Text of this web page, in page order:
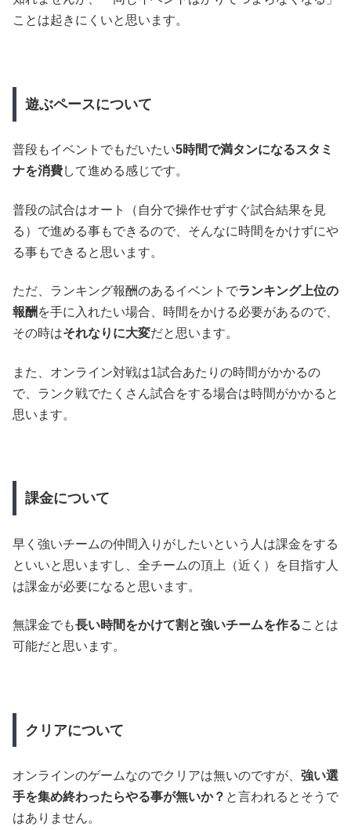
ことは起きにくいと思います。
遊ぶペースについて
普段もイベントでもだいたい5時間で満タンになるスタミ
ナを消費して進める感じです。
普段の試合はオート（自分で操作せずすぐ試合結果を見
る）で進める事もできるので、そんなに時間をかけずにや
る事もできると思います。
ただ、ランキング報酬のあるイベントでランキング上位の
報酬 を手に入れたい場合、時間をかける必要があるので、
その時はそれなりに大変だと思います。
また、オンライン対戦は1試合あたりの時間がかかるの
で、ランク戦でたくさん試合をする場合は時間がかかると
思います。
課金について
早く強いチームの仲間入りがしたいという人は課金をする
といいと思いますし、全チームの頂上（近く）を目指す人
は課金が必要になると思います。
無課金でも長い時間をかけて割と強いチームを作ることは
可能だと思います。
クリアについて
オンラインのゲームなのでクリアは無いのですが、 強い選
手を集め終わったらやる事が無いか？ と言われるとそうで
はありません。